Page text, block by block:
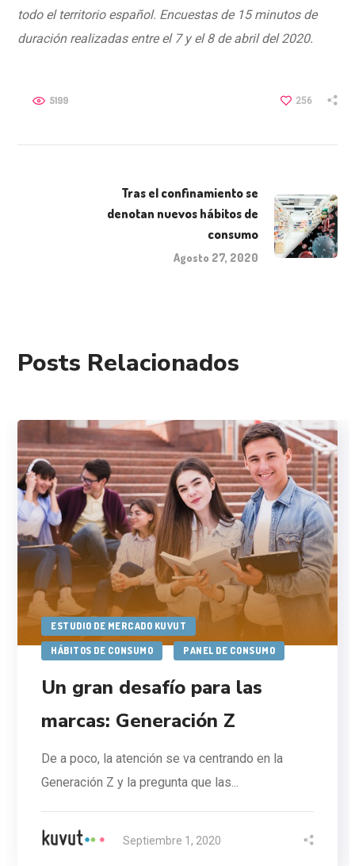
todo el territorio español. Encuestas de 15 minutos de
duración realizadas entre el 7 y el 8 de abril del 2020.
256
5199
Tras el confinamiento se
denotan nuevos hábitos de
consumo
Agosto 27, 2020
ESTUDIO DE MERCADO KUVUT
HÁBITOS DE CONSUMO PANEL DE CONSUMO
Un gran desafío para las
marcas: Generación Z
De a poco, la atención se va centrando en la
Generación Z y la pregunta que las...
Septiembre 1, 2020